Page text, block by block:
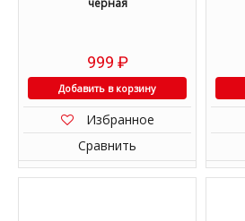
черная
999 ₽
Добавить в корзину
Избранное
Сравнить